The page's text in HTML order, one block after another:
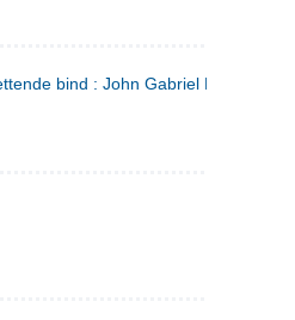
bind : John Gabriel Borkman ;